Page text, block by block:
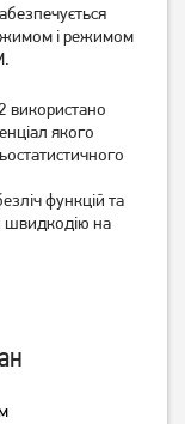
Romsat
Smart TV WiFi
GOOGLE)
і режимом
використано
якого
функцій та
швидкодію на